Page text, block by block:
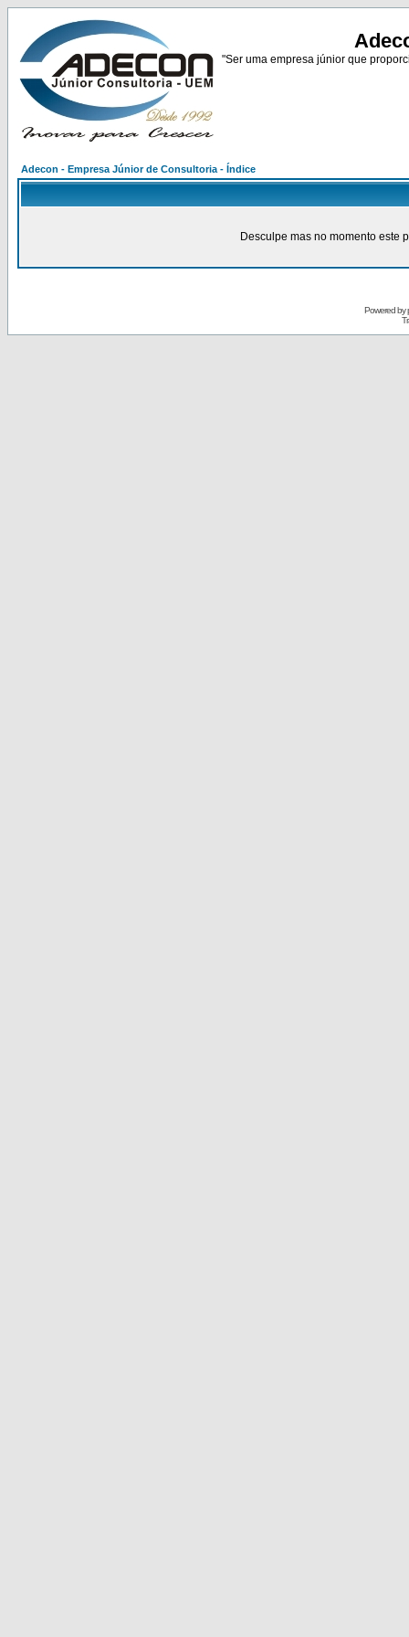
"Ser uma empresa júnior que
Adecon - Empresa Júnior de Consultoria - Índice
Desculpe mas no momento este
Powered by